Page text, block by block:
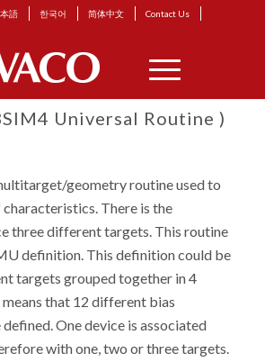
語 한국어 简体中文 Contact Us
Universal Routine )
geometry routine used to
There is the
three different targets. This routine
definition. This definition could be
targets grouped together in 4
that 12 different bias
One device is associated
with one, two or three targets.